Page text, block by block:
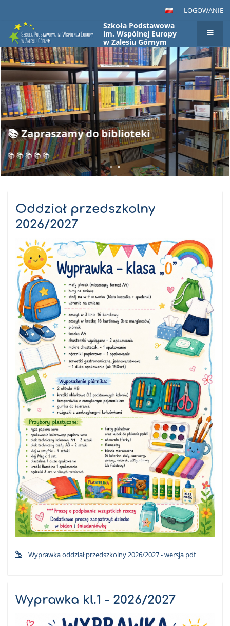
LOGOWANIE
Szkoła Podstawowa
im. Wspólnej Europy
w Zalesiu Górnym
Strona
główna
Oddział przedszkolny
2026/2027
Wyprawka oddział przedszkolny 2026/2027 - wersja pdf
Wyprawka kl.1 - 2026/2027